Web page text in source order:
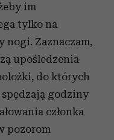
im
tylko na
nogi. Zaznaczam,
upośledzenia
do których
godziny
członka
pozorom